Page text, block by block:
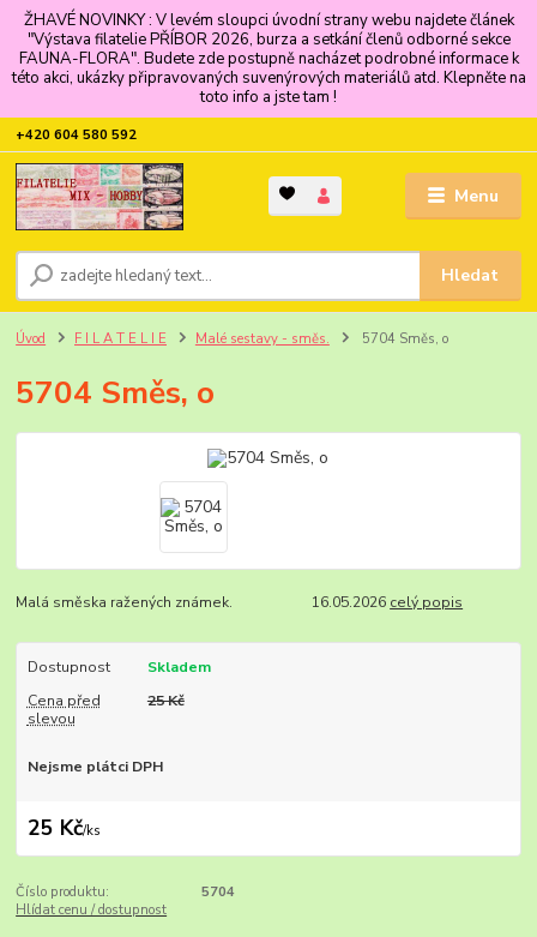
ŽHAVÉ NOVINKY : V levém sloupci úvodní strany webu najdete článek
"Výstava filatelie PŘÍBOR 2026, burza a setkání členů odborné sekce
FAUNA-FLORA". Budete zde postupně nacházet podrobné informace k
této akci, ukázky připravovaných suvenýrových materiálů atd. Klepněte na
toto info a jste tam !
Menu
Hledat
+420 604 580 592
Úvod F I L A T E L I E Malé sestavy - směs. 5704 Směs, o
5704 Směs, o
Malá směska ražených známek. 16.05.2026 celý popis
Dostupnost
Skladem
Cena před
slevou
25 Kč
Nejsme plátci DPH
25 Kč/ks
Číslo produktu:
5704
Hlídat cenu / dostupnost